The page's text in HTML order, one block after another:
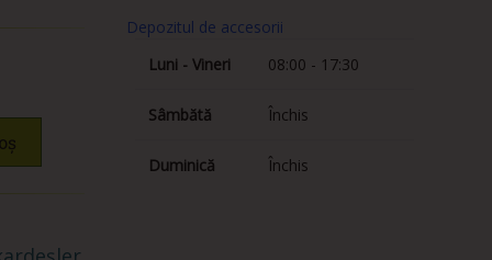
Depozitul de accesorii
Luni - Vineri
08:00 - 17:30
Sâmbătă Închis
Duminică Închis